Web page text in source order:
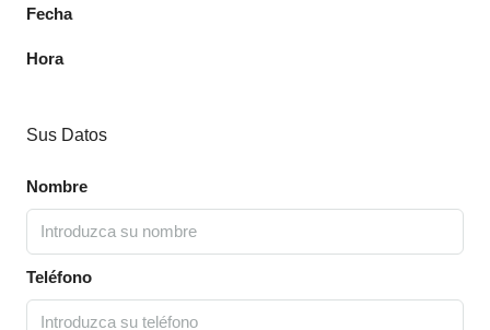
Fecha
Hora
Sus Datos
Nombre
Teléfono